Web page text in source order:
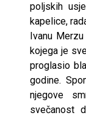
poljskih
kapelice,
Ivanu
kojega je
proglasio
godine.
njegove
svečanost